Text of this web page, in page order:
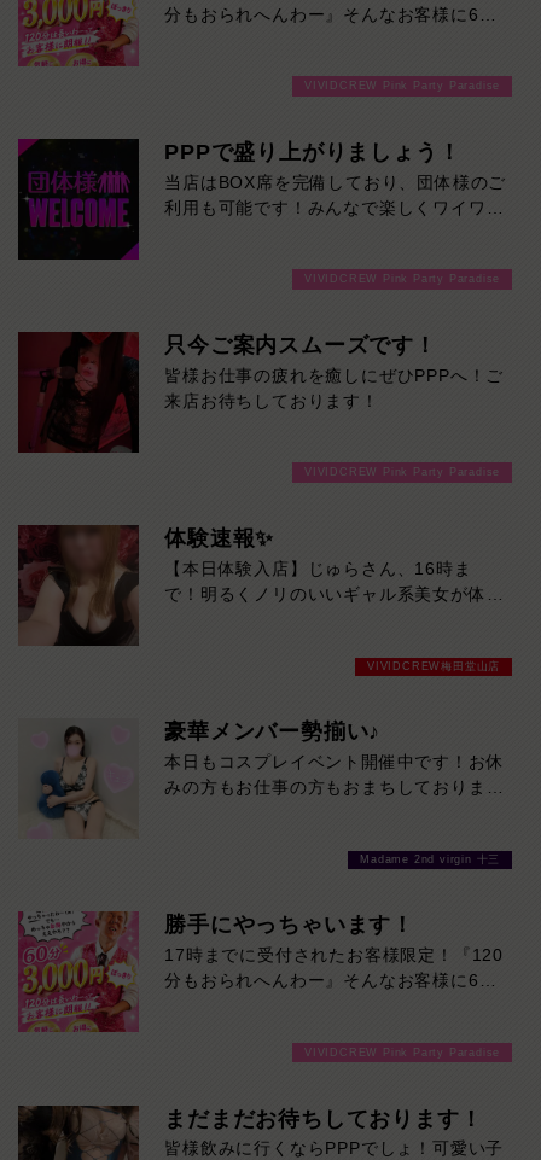
分もおられへんわー』そんなお客様に60
めるチャンス！たっぷり楽しみたい方は
分！その日の予定に合わせてお選びくださ
い！ご来店お待ちしております！
VIVIDCREW Pink Party Paradise
PPPで盛り上がりましょう！
当店はBOX席を完備しており、団体様のご
利用も可能です！みんなで楽しくワイワイ
VIVIDCREW Pink Party Paradise
只今ご案内スムーズです！
皆様お仕事の疲れを癒しにぜひPPPへ！ご
来店お待ちしております！
VIVIDCREW Pink Party Paradise
体験速報✨
【本日体験入店】じゅらさん、16時ま
で！明るくノリのいいギャル系美女が体験
顔。そのギャップからあふれる色っぽさは
る、じゅらさんとの時間をお見逃しなく。
本日16時までの限定出勤です！
VIVIDCREW梅田堂山店
豪華メンバー勢揃い♪
本日もコスプレイベント開催中です！お休
みの方もお仕事の方もおまちしております
Madame 2nd virgin 十三
勝手にやっちゃいます！
17時までに受付されたお客様限定！『120
分もおられへんわー』そんなお客様に60
めるチャンス！たっぷり楽しみたい方は
分！その日の予定に合わせてお選びくださ
い！ご来店お待ちしております！
VIVIDCREW Pink Party Paradise
まだまだお待ちしております！
皆様飲みに行くならPPPでしょ！可愛い子